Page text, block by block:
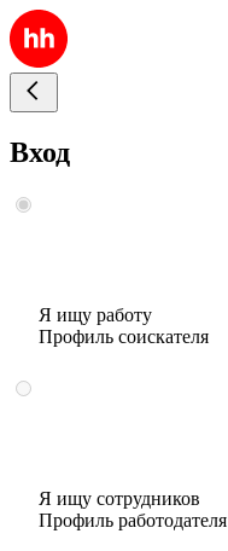
Вход
Я ищу работу
Профиль соискателя
Я ищу сотрудников
Профиль работодателя